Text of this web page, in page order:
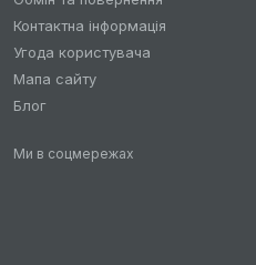
Контактна інформація
Угода користувача
Мапа сайту
Блог
Ми в соцмережах